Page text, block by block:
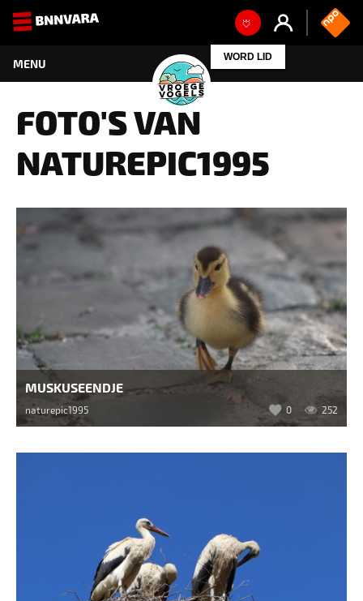
WORD LID
FOTO'S VAN
NATUREPIC1995
MUSKUSEENDJE
naturepic1995 0 252